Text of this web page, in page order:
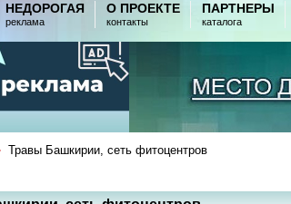
НЕДОРОГАЯ
реклама
О ПРОЕКТЕ
контакты
ПАРТНЕРЫ
каталога
Травы Башкирии, сеть фитоцентров